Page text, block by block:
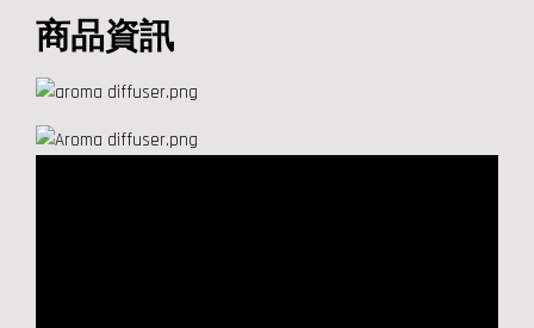
商品資訊